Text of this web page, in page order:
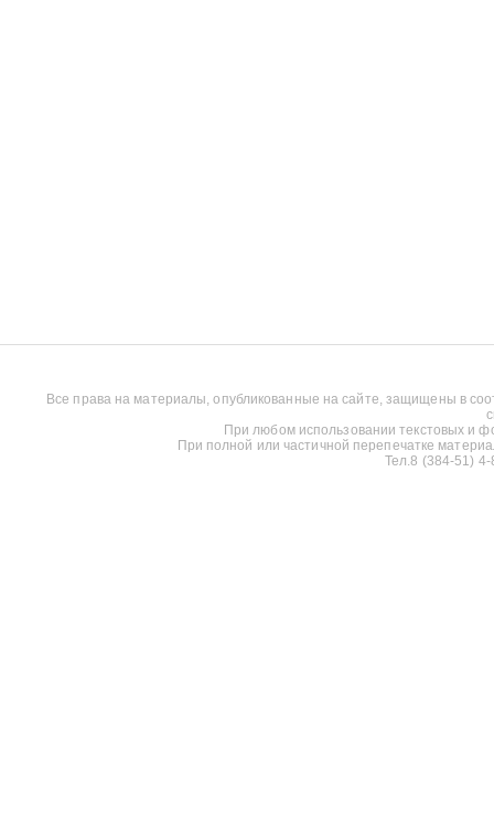
Все права на материалы, опубликованные на сайте, защищены в
При любом использовании текстовых и
При полной или частичной перепечатке
Тел.8 (384-51)